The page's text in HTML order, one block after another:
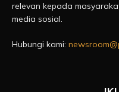
relevan kepada
media sosial.
Hubungi kami: